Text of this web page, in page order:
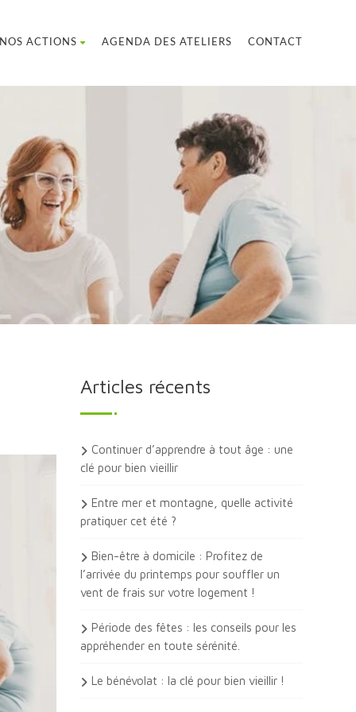
NOS ACTIONS AGENDA DES ATELIERS CONTACT
Articles récents
Continuer d’apprendre à tout âge : une
clé pour bien vieillir
Entre mer et montagne, quelle activité
pratiquer cet été ?
Bien-être à domicile : Profitez de
l’arrivée du printemps pour souffler un
vent de frais sur votre logement !
Période des fêtes : les conseils pour les
appréhender en toute sérénité.
Le bénévolat : la clé pour bien vieillir !